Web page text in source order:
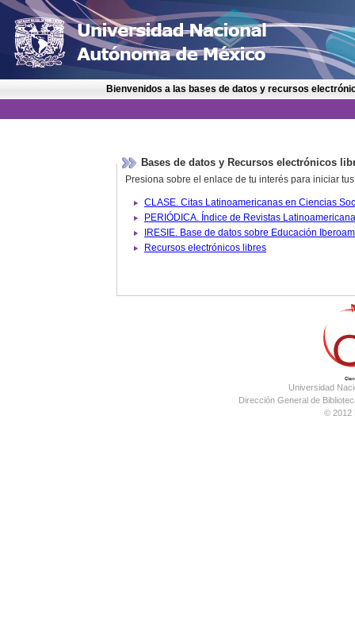
Bienvenidos a las bases de datos y recursos
Bases de datos y Recursos electrónicos
Presiona sobre el enlace de tu interés para iniciar
IRESIE. Base de datos
Recursos electrónicos libres
Universidad
Dirección General de
© 2012